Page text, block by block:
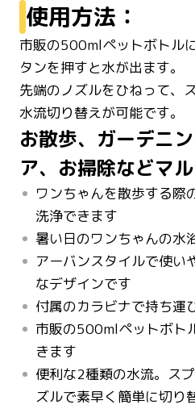
使用方法：
市販の500mlペットボトル
タンを押すと水が出ます。
先端のノズルをひねって、
水流切り替えが可能です。
お散歩、ガーデニ
ア、お掃除などマ
ワンちゃんを散歩する際
洗浄できます
暑い日のワンちゃんの水
アーバンスタイルで使い
なデザインです
付属のカラビナで持ち運
市販の500mlペットボト
きます
便利な2種類の水流。ス
ズルで素早く簡単に切り